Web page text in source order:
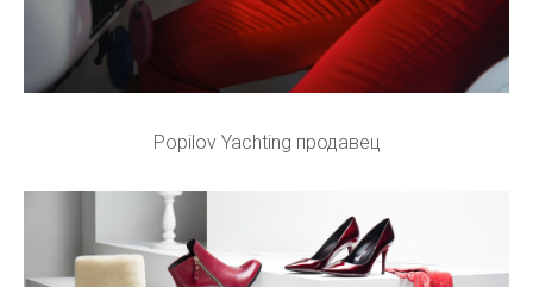
Popilov Yachting продавец